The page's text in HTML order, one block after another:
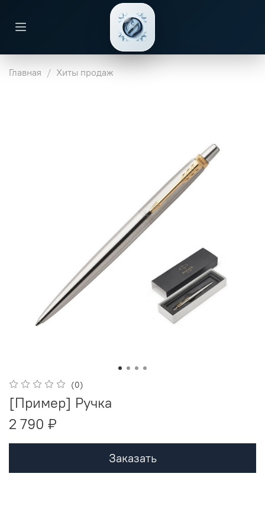
Главная Хиты продаж
(0)
[Пример] Ручка
2 790 ₽
Заказать